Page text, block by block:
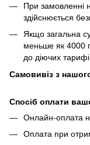
При замовленні
здійснюється
Якщо загальна
меньше як 4000
до діючих
Самовивіз з
Спосіб оплати
Онлайн-оплата
Оплата при